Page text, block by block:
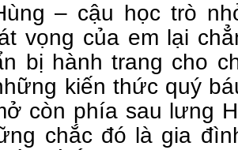
– cậu học trò
vọng của em lại
bị hành trang cho
kiến thức quý
còn phía sau lưng
chắc đó là gia